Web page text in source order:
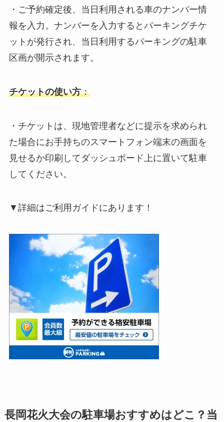
・ご予約確定後、当日利用される車のナンバー情
報を入力。ナンバーを入力するとパーキングチケ
ットが発行され、当日利用するパーキングの駐車
区画が開示されます。
チケットの使い方：
・チケットは、現地管理者などに提示を求められ
た場合にお手持ちのスマートフォン端末の画面を
見せるか印刷してダッシュボード上に置いて駐車
してください。
▼詳細はご利用ガイドにあります！
長岡花火大会の駐車場おすすめはどこ？当